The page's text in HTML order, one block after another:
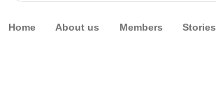
Home About us Members Stories